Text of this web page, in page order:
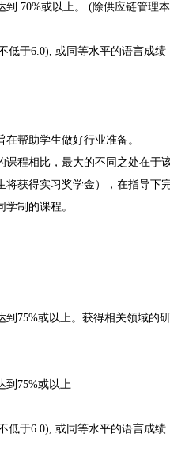
70%或以上。 (除供应链管理
于6.0), 或同等水平的语言成绩
帮助学生做好行业准备。
相比，最大的不同之处在于
获得实习奖学金），在指导下
制的课程。
或以上。获得相关领域的
75%或以上
于6.0), 或同等水平的语言成绩